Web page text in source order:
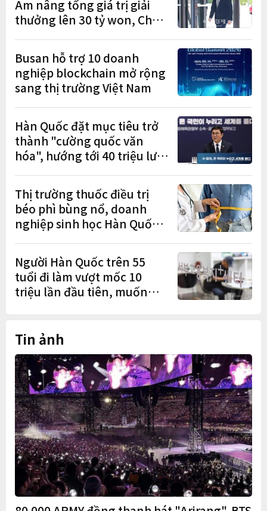
Am nâng tổng giá trị giải
thưởng lên 30 tỷ won, Chủ
lễ trao giải năm thứ 5 liên
tiếp
Busan hỗ trợ 10 doanh
nghiệp blockchain mở rộng
sang thị trường Việt Nam
Hàn Quốc đặt mục tiêu trở
thành "cường quốc văn
hóa", hướng tới 40 triệu lượt
Thị trường thuốc điều trị
béo phì bùng nổ, doanh
nghiệp sinh học Hàn Quốc
mở rộng sản xuất
Người Hàn Quốc trên 55
tuổi đi làm vượt mốc 10
triệu lần đầu tiên, muốn
Tin ảnh